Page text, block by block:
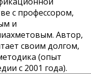
с профессором,
и
Автор,
своим долгом,
(опыт
с 2001 года).